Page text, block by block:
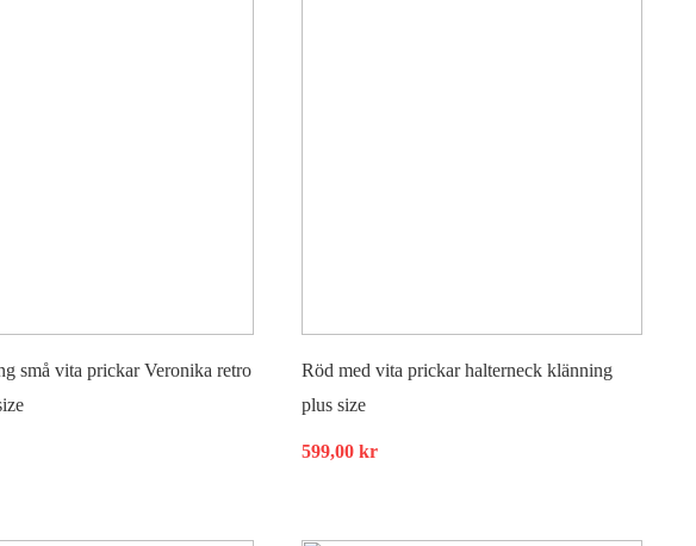
små vita prickar Veronika retro
Röd med vita prickar halterneck klänning
plus size
599,00 kr